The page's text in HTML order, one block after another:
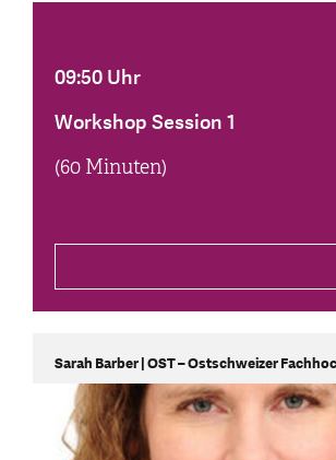
09:50 Uhr
Workshop Session 1
(60 Minuten)
Sarah Barber | OST – Ostschweizer